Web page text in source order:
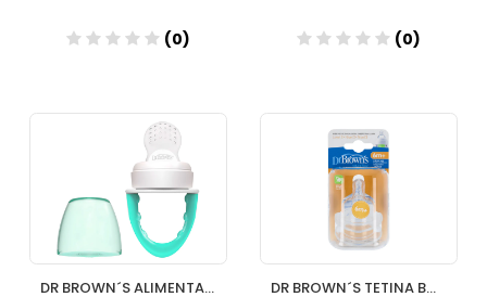
(0)
Añadir
(0)
Añadir
DR BROWN´S ALIMENTADOR ANTIAHOGO VERDE DR BROWN´S TETINA BOCA ANCHA NIVEL 36 MESES